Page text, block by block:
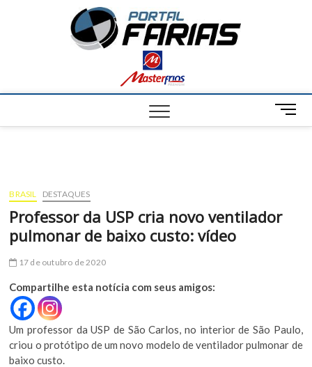
n
M
e
t
BRASIL DESTAQUES
Professor da USP cria novo ventilador
pulmonar de baixo custo: vídeo
17 de outubro de 2020
Compartilhe esta notícia com seus amigos:
Um professor da USP de São Carlos, no interior de São Paulo,
criou o protótipo de um novo modelo de ventilador pulmonar de
baixo custo.